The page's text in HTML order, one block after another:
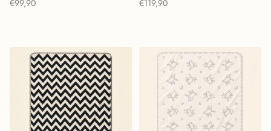
Normaler Preis
€99,90 Normaler Preis
€119,90